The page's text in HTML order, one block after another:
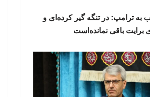
به ترامپ: در تنگه گیر کرده‌ای و
برایت باقی نمانده‌است